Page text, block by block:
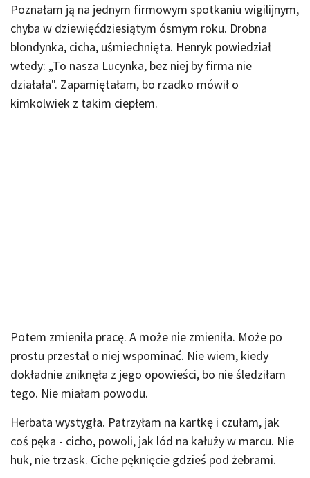
Poznałam ją na jednym firmowym spotkaniu wigilijnym,
chyba w dziewięćdziesiątym ósmym roku. Drobna
blondynka, cicha, uśmiechnięta. Henryk powiedział
wtedy: „To nasza Lucynka, bez niej by firma nie
działała". Zapamiętałam, bo rzadko mówił o
kimkolwiek z takim ciepłem.
Potem zmieniła pracę. A może nie zmieniła. Może po
prostu przestał o niej wspominać. Nie wiem, kiedy
dokładnie zniknęła z jego opowieści, bo nie śledziłam
tego. Nie miałam powodu.
Herbata wystygła. Patrzyłam na kartkę i czułam, jak
coś pęka - cicho, powoli, jak lód na kałuży w marcu. Nie
huk, nie trzask. Ciche pęknięcie gdzieś pod żebrami.